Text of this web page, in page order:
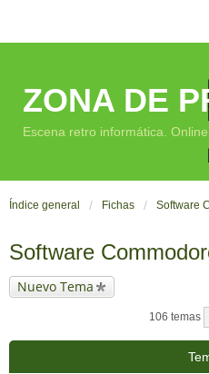
ZONA DE
Escena retro informática.
Índice general Fichas Software
Software
Nuevo Tema
106 temas